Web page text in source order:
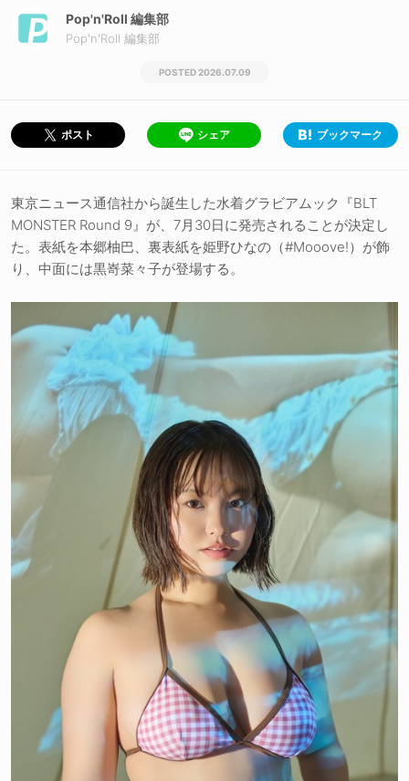
Pop'n'Roll 編集部
Pop'n'Roll 編集部
2026.07.09
ポスト シェア ブックマーク
東京ニュース通信社から誕生した水着グラビアムック『BLT
MONSTER Round 9』が、7月30日に発売されることが決定し
た。表紙を本郷柚巴、裏表紙を姫野ひなの（#Mooove!）が飾
り、中面には黒嵜菜々子が登場する。